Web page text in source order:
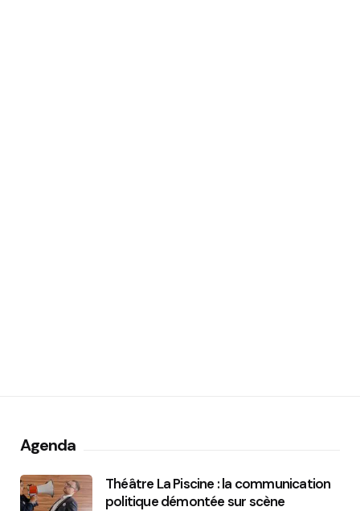
Agenda
Théâtre La Piscine : la communication
politique démontée sur scène